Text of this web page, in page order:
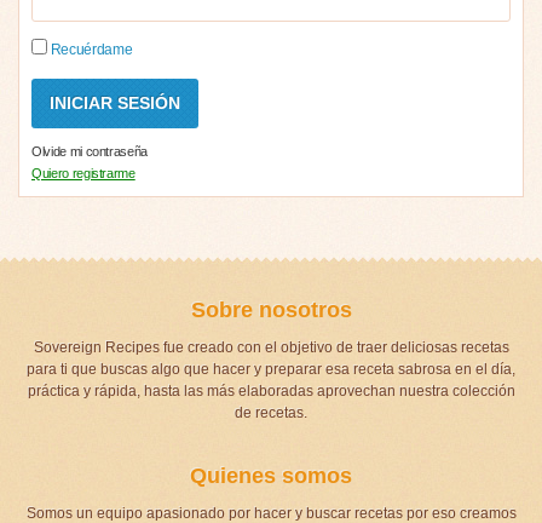
Recuérdame
Olvide mi contraseña
Quiero registrarme
Sobre nosotros
Sovereign Recipes fue creado con el objetivo de traer deliciosas recetas
para ti que buscas algo que hacer y preparar esa receta sabrosa en el día,
práctica y rápida, hasta las más elaboradas aprovechan nuestra colección
de recetas.
Quienes somos
Somos un equipo apasionado por hacer y buscar recetas por eso creamos